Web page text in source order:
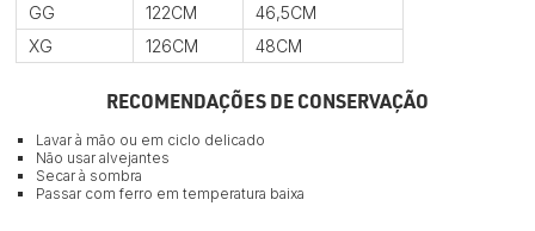
GG
122CM
46,5CM
XG
126CM 48CM
RECOMENDAÇÕES DE CONSERVAÇÃO
Lavar à mão ou em ciclo delicado
Não usar alvejantes
Secar à sombra
Passar com ferro em temperatura baixa